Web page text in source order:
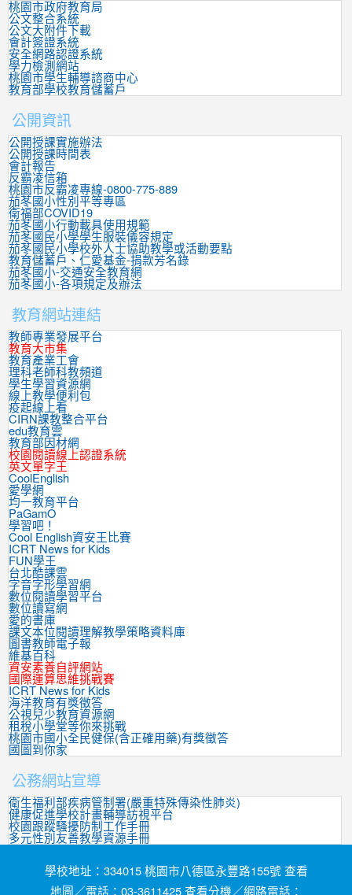
桃園市政府教育局
公文整合系統
公文大附件下載
會計簽證系統
安全網路認證系統
學力檢測網站
桃園市學生輔導諮商中心
教育部學校教育儲蓄戶
公開資訊
公開授課實施辦法
公開授課時間表
會計報告
反霸凌信箱
桃園市反霸凌專線-0800-775-889
茄苳國小性別平等專區
衛福部COVID19
茄苳國小行動載具使用規範
茄苳國民小學學生服裝儀容規定
茄苳國民小學校外人士協助教學或活動要點
教育儲蓄戶、仁愛基金-捐款芳名錄
茄苳國小-交通安全教育網
茄苳國小-各項規定及辦法
教育網站連結
教師專業發展平台
教育大市集
教育產業工會
理科老師科教頻道
學生學習資源網
線上教學便利包
疫起線上看
CIRN課教整合平台
edu教育雲
教育部因材網
校園閱讀線上認證系統
英文單字王
CoolEnglish
愛學網
均一教育平台
PaGamO
學習吧！
Cool English資安王比賽
ICRT News for Kids
FUN學王
台北酷課雲
字音字形學習網
數位閱讀學習平台
數位讀寫網
愛的書庫
課文本位閱讀理解教學策略資料庫
圖書教師電子報
維基百科
資安素養自評網站
國際運算思維挑戰賽
ICRT News for Kids
海洋教育有獎徵答
公視兒少教育資源網
租稅小學堂等你來挑戰
桃園市國小全民健保(含正確用藥)有獎徵答
國圖到你家
公務網站宣導
衛生福利部疾病管制署(嚴重特殊傳染性肺炎)
健康促進學校計畫輔導訪視平台
校園跟蹤騷擾防制工作手冊
多元性別友善教學資源手冊
學校地址：334015 桃園市八德區永豐路155號 查看
地圖／電話：03-3611425 查看分機／網路電話：